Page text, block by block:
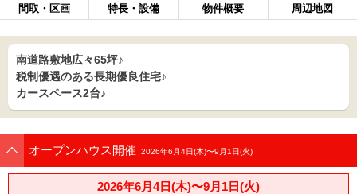
間取・区画 特長・設備 物件概要 周辺地図
南道路敷地広々65坪♪
税制優遇のある長期優良住宅♪
カースペース2台♪
オープンハウス開催 2026年6月4日(木)〜9月1日(火)
2026年6月4日(木)〜9月1日(火)